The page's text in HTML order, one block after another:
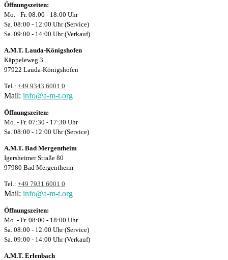
Öffnungszeiten:
Mo. - Fr. 08:00 - 18:00 Uhr
Sa. 08:00 - 12:00 Uhr (Service)
Sa. 09:00 - 14:00 Uhr (Verkauf)
A.M.T. Lauda-Königshofen
Käppeleweg 3
97922 Lauda-Königshofen
Tel.: +49 9343 6001 0
Mail: info@a-m-t.org
Öffnungszeiten:
Mo. - Fr. 07:30 - 17:30 Uhr
Sa. 08:00 - 12:00 Uhr (Service)
A.M.T. Bad Mergentheim
Igersheimer Straße 80
97980 Bad Mergentheim
Tel.: +49 7931 6001 0
Mail: info@a-m-t.org
Öffnungszeiten:
Mo. - Fr. 08:00 - 18:00 Uhr
Sa. 08:00 - 12:00 Uhr (Service)
Sa. 09:00 - 14:00 Uhr (Verkauf)
A.M.T. Erlenbach